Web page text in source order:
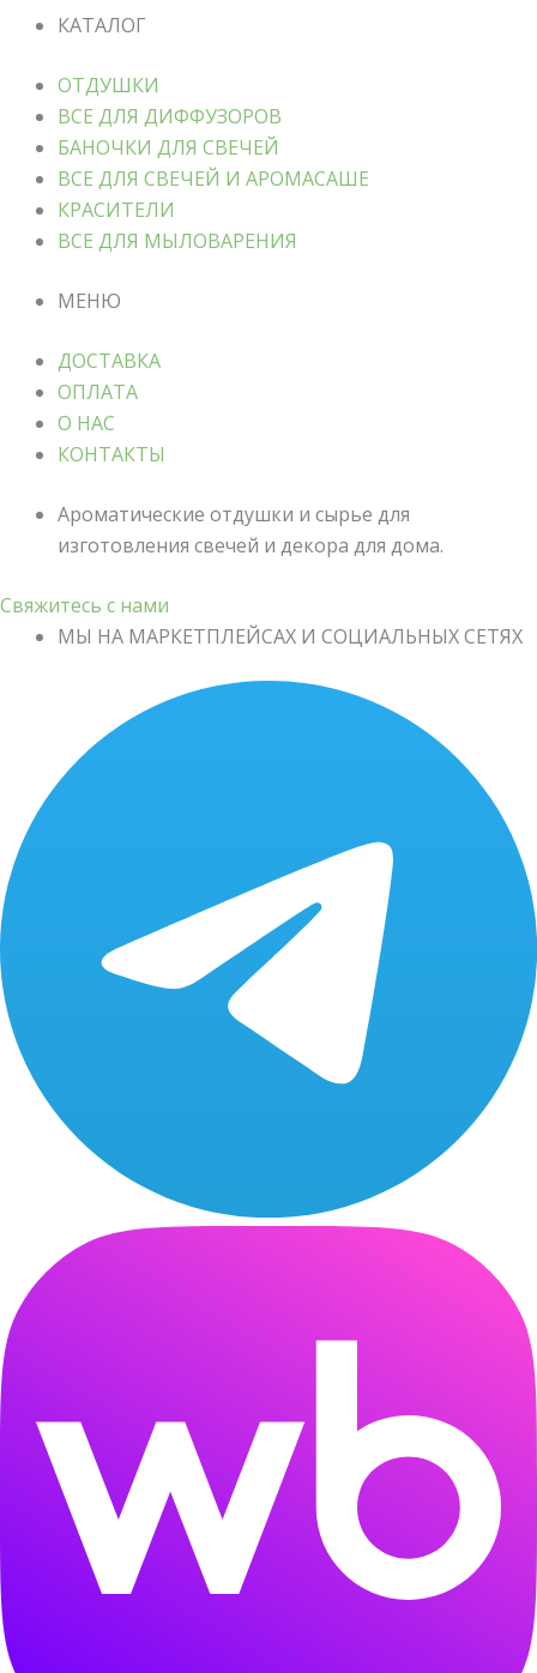
КАТАЛОГ
ОТДУШКИ
ВСЕ ДЛЯ ДИФФУЗОРОВ
БАНОЧКИ ДЛЯ СВЕЧЕЙ
ВСЕ ДЛЯ СВЕЧЕЙ И АРОМАСАШЕ
КРАСИТЕЛИ
ВСЕ ДЛЯ МЫЛОВАРЕНИЯ
МЕНЮ
ДОСТАВКА
ОПЛАТА
О НАС
КОНТАКТЫ
Ароматические отдушки и сырье для
изготовления свечей и декора для дома.
Свяжитесь с нами
МЫ НА МАРКЕТПЛЕЙСАХ И СОЦИАЛЬНЫХ СЕТЯХ